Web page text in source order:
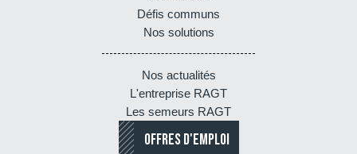
Défis communs
Nos solutions
Nos actualités
L'entreprise RAGT
Les semeurs RAGT
OFFRES D'EMPLOI